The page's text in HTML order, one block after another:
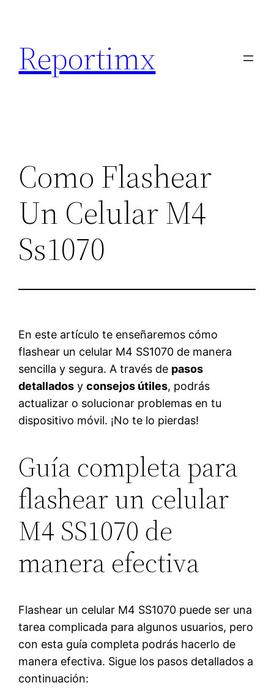
contenido
Reportimx
Como Flashear
Un Celular M4
Ss1070
En este artículo te enseñaremos cómo
flashear un celular M4 SS1070 de manera
sencilla y segura. A través de pasos
detallados yconsejos útiles, podrás
actualizar o solucionar problemas en tu
dispositivo móvil. ¡No te lo pierdas!
Guía completa para
flashear un celular
M4 SS1070 de
manera efectiva
Flashear un celular M4 SS1070 puede ser una
tarea complicada para algunos usuarios, pero
con esta guía completa podrás hacerlo de
manera efectiva. Sigue los pasos detallados a
continuación: